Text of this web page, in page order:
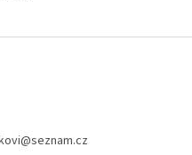
@seznam.cz